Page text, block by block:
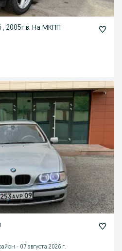
, 2005г.в. На МКПП
- 07 августа 2026 г.